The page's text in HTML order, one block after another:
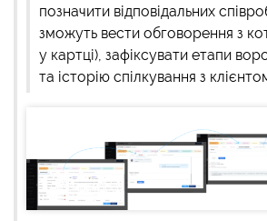
позначити відповідальних
зможуть вести обговорення з
у картці), зафіксувати етапи
та історію спілкування з